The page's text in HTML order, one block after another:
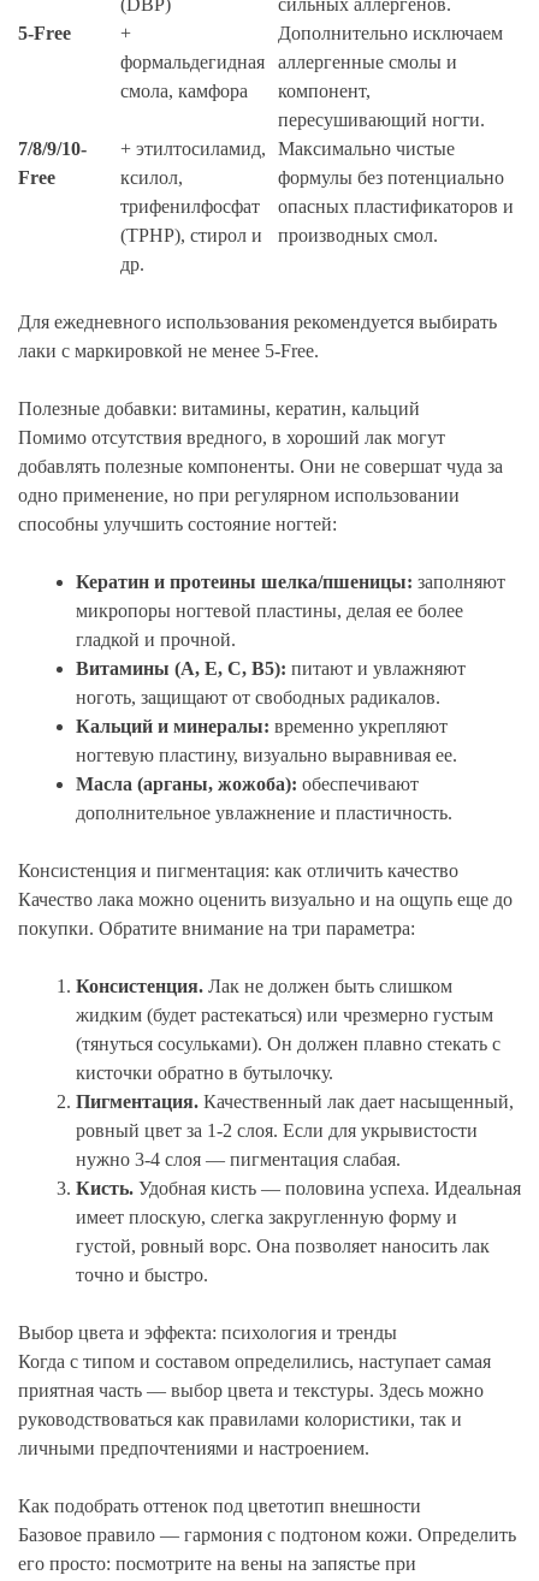
(DBP)
сильных аллергенов.
5-Free
+
формальдегидная
смола, камфора
Дополнительно исключаем
аллергенные смолы и
компонент,
пересушивающий ногти.
7/8/9/10-
Free
+ этилтосиламид,
ксилол,
трифенилфосфат
(TPHP), стирол и
др.
Максимально чистые
формулы без потенциально
опасных пластификаторов и
производных смол.
Для ежедневного использования рекомендуется выбирать
лаки с маркировкой не менее 5-Free.
Полезные добавки: витамины, кератин, кальций
Помимо отсутствия вредного, в хороший лак могут
добавлять полезные компоненты. Они не совершат чуда за
одно применение, но при регулярном использовании
способны улучшить состояние ногтей:
Кератин и протеины шелка/пшеницы: заполняют
микропоры ногтевой пластины, делая ее более
гладкой и прочной.
Витамины (А, Е, С, В5): питают и увлажняют
ноготь, защищают от свободных радикалов.
Кальций и минералы: временно укрепляют
ногтевую пластину, визуально выравнивая ее.
Масла (арганы, жожоба): обеспечивают
дополнительное увлажнение и пластичность.
Консистенция и пигментация: как отличить качество
Качество лака можно оценить визуально и на ощупь еще до
покупки. Обратите внимание на три параметра:
Консистенция. Лак не должен быть слишком
жидким (будет растекаться) или чрезмерно густым
(тянуться сосульками). Он должен плавно стекать с
кисточки обратно в бутылочку.
Пигментация. Качественный лак дает насыщенный,
ровный цвет за 1-2 слоя. Если для укрывистости
нужно 3-4 слоя — пигментация слабая.
Кисть. Удобная кисть — половина успеха. Идеальная
имеет плоскую, слегка закругленную форму и
густой, ровный ворс. Она позволяет наносить лак
точно и быстро.
Выбор цвета и эффекта: психология и тренды
Когда с типом и составом определились, наступает самая
приятная часть — выбор цвета и текстуры. Здесь можно
руководствоваться как правилами колористики, так и
личными предпочтениями и настроением.
Как подобрать оттенок под цветотип внешности
Базовое правило — гармония с подтоном кожи. Определить
его просто: посмотрите на вены на запястье при